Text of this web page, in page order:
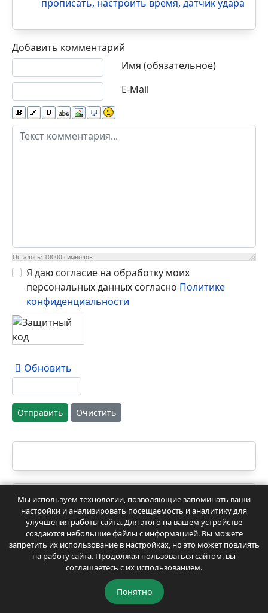
прописать, настроить время, датчик удара
Добавить комментарий
Имя (обязательное)
E-Mail
Текст комментария
Осталось: 10000 символов
Я даю согласие на обработку моих
персональных данных согласно Политике
конфиденциальности
Обновить
Отправить Очистить
ЧИТАТЬ КАНАЛ В ДЗЕН
Мы используем технологии, позволяющие запоминать ваши
настройки и анализировать посещаемость и аналитику для
улучшения работы сайта. Для этого на вашем устройстве
создаются небольшие файлы с информацией. Вы можете
запретить их использование в настройках, но это может повлиять
на работу сайта. Продолжая пользоваться сайтом, вы
соглашаетесь с их использованием.
Понятно